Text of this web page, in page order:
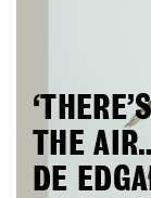
THE
DE